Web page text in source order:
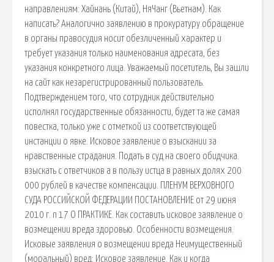
направлениям: Хайнань (Китай), НяЧанг (Вьетнам). Как
написать? Аналогично заявлению в прокуратуру обращение
в органы правосудия носит обезличенный характер и
требует указания только наименования адресата, без
указания конкретного лица. Уважаемый посетитель, Вы зашли
на сайт как незарегистрированный пользователь.
Подтверждением того, что сотрудник действительно
исполнял государственные обязанности, будет та же самая
повестка, только уже с отметкой из соответствующей
инстанции о явке. Исковое заявление о взыскании за
нравственные страдания. Подать в суд на своего обидчика.
взыскать с ответчиков а в пользу истца в равных долях 200
000 рублей в качестве компенсации. ПЛЕНУМ ВЕРХОВНОГО
СУДА РОССИЙСКОЙ ФЕДЕРАЦИИ ПОСТАНОВЛЕНИЕ от 29 июня
2010 г. n 17 О ПРАКТИКЕ. Как составить исковое заявление о
возмещении вреда здоровью. Особенности возмещения.
Исковые заявления о возмещении вреда Неимущественный
(моральный) вред: Исковое заявление. Как и когда